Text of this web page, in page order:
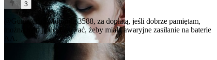
3
@Gumaturbo
Motorola 3588, za dopłatą, jeśli dobrze pamiętam,
można było ją dostosować, żeby miała awaryjne zasilanie na baterie
AA.